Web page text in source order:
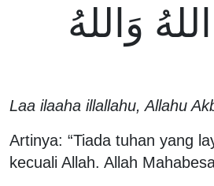
وَاللهُ
Laa ilaaha illallahu, Allahu
Artinya: “Tiada tuhan yang
kecuali Allah. Allah